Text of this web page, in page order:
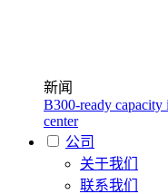
新闻
B300-ready capacity
center
公司
关于我们
联系我们